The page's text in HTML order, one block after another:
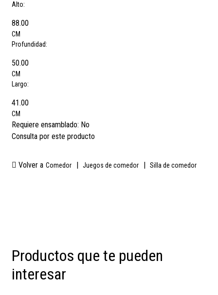
Alto:
88.00
CM
Profundidad:
50.00
CM
Largo:
41.00
CM
Requiere ensamblado: No
Consulta por este producto
Volver a Comedor Juegos de comedor Silla de comedor
Productos que te pueden
interesar